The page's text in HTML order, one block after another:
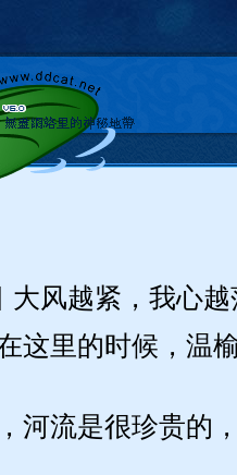
大风越紧，我心越
这里的时候，温
河流是很珍贵的